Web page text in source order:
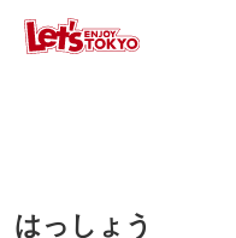
はっしょう